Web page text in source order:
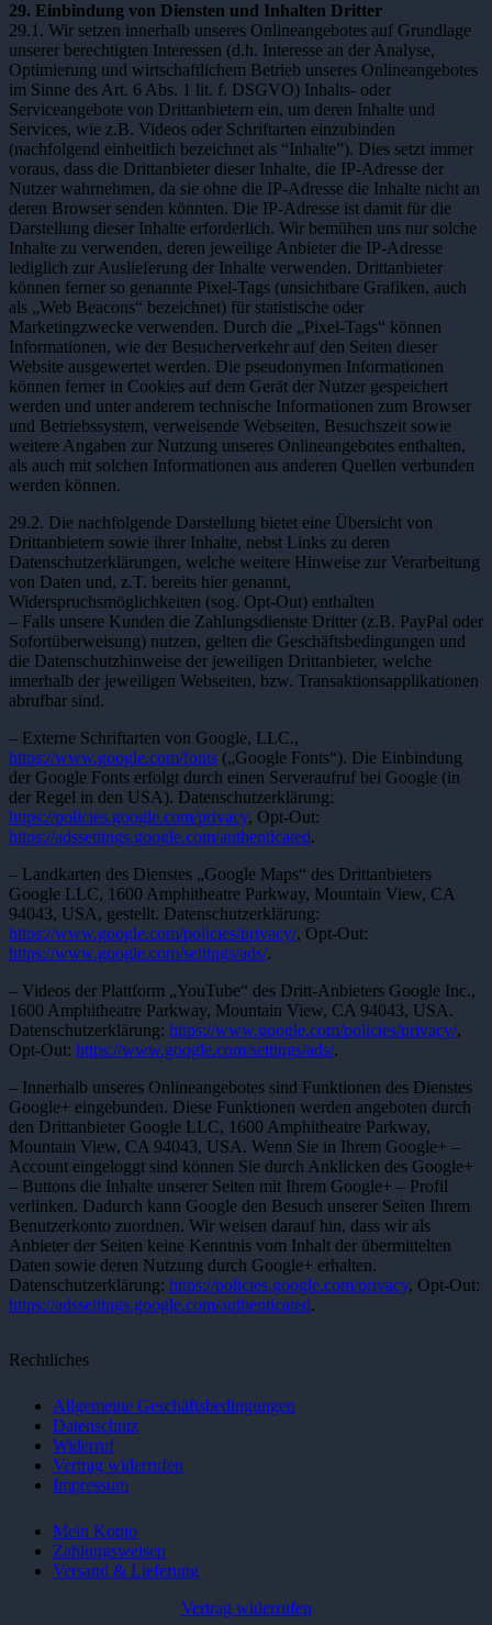
29. Einbindung von Diensten und Inhalten Dritter
29.1. Wir setzen innerhalb unseres Onlineangebotes auf Grundlage
unserer berechtigten Interessen (d.h. Interesse an der Analyse,
Optimierung und wirtschaftlichem Betrieb unseres Onlineangebotes
im Sinne des Art. 6 Abs. 1 lit. f. DSGVO) Inhalts- oder
Serviceangebote von Drittanbietern ein, um deren Inhalte und
Services, wie z.B. Videos oder Schriftarten einzubinden
(nachfolgend einheitlich bezeichnet als “Inhalte”). Dies setzt immer
voraus, dass die Drittanbieter dieser Inhalte, die IP-Adresse der
Nutzer wahrnehmen, da sie ohne die IP-Adresse die Inhalte nicht an
deren Browser senden könnten. Die IP-Adresse ist damit für die
Darstellung dieser Inhalte erforderlich. Wir bemühen uns nur solche
Inhalte zu verwenden, deren jeweilige Anbieter die IP-Adresse
lediglich zur Auslieferung der Inhalte verwenden. Drittanbieter
können ferner so genannte Pixel-Tags (unsichtbare Grafiken, auch
als „Web Beacons“ bezeichnet) für statistische oder
Marketingzwecke verwenden. Durch die „Pixel-Tags“ können
Informationen, wie der Besucherverkehr auf den Seiten dieser
Website ausgewertet werden. Die pseudonymen Informationen
können ferner in Cookies auf dem Gerät der Nutzer gespeichert
werden und unter anderem technische Informationen zum Browser
und Betriebssystem, verweisende Webseiten, Besuchszeit sowie
weitere Angaben zur Nutzung unseres Onlineangebotes enthalten,
als auch mit solchen Informationen aus anderen Quellen verbunden
werden können.
29.2. Die nachfolgende Darstellung bietet eine Übersicht von
Drittanbietern sowie ihrer Inhalte, nebst Links zu deren
Datenschutzerklärungen, welche weitere Hinweise zur Verarbeitung
von Daten und, z.T. bereits hier genannt,
Widerspruchsmöglichkeiten (sog. Opt-Out) enthalten
– Falls unsere Kunden die Zahlungsdienste Dritter (z.B. PayPal oder
Sofortüberweisung) nutzen, gelten die Geschäftsbedingungen und
die Datenschutzhinweise der jeweiligen Drittanbieter, welche
innerhalb der jeweiligen Webseiten, bzw. Transaktionsapplikationen
abrufbar sind.
– Externe Schriftarten von Google, LLC.,
https://www.google.com/fonts („Google Fonts“). Die Einbindung
der Google Fonts erfolgt durch einen Serveraufruf bei Google (in
der Regel in den USA). Datenschutzerklärung:
https://policies.google.com/privacy, Opt-Out:
https://adssettings.google.com/authenticated.
– Landkarten des Dienstes „Google Maps“ des Drittanbieters
Google LLC, 1600 Amphitheatre Parkway, Mountain View, CA
94043, USA, gestellt. Datenschutzerklärung:
https://www.google.com/policies/privacy/, Opt-Out:
https://www.google.com/settings/ads/.
– Videos der Plattform „YouTube“ des Dritt-Anbieters Google Inc.,
1600 Amphitheatre Parkway, Mountain View, CA 94043, USA.
Datenschutzerklärung: https://www.google.com/policies/privacy/,
Opt-Out: https://www.google.com/settings/ads/.
– Innerhalb unseres Onlineangebotes sind Funktionen des Dienstes
Google+ eingebunden. Diese Funktionen werden angeboten durch
den Drittanbieter Google LLC, 1600 Amphitheatre Parkway,
Mountain View, CA 94043, USA. Wenn Sie in Ihrem Google+ –
Account eingeloggt sind können Sie durch Anklicken des Google+
– Buttons die Inhalte unserer Seiten mit Ihrem Google+ – Profil
verlinken. Dadurch kann Google den Besuch unserer Seiten Ihrem
Benutzerkonto zuordnen. Wir weisen darauf hin, dass wir als
Anbieter der Seiten keine Kenntnis vom Inhalt der übermittelten
Daten sowie deren Nutzung durch Google+ erhalten.
Datenschutzerklärung: https://policies.google.com/privacy, Opt-Out:
https://adssettings.google.com/authenticated.
Rechtliches
Allgemeine Geschäftsbedingungen
Datenschutz
Widerruf
Vertrag widerrufen
Impressum
Mein Konto
Zahlungsweisen
Versand & Lieferung
Vertrag widerrufen